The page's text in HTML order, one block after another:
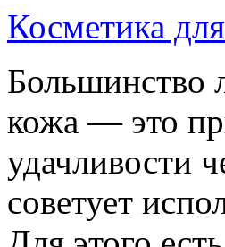
Косметика
Большинство
кожа — это
удачливости
советует